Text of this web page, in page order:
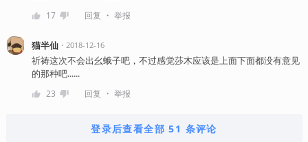
17 回复 ・ 举报
猫半仙・ 2018-12-16
祈祷这次不会出幺蛾子吧，不过感觉莎木应该是上面下面都没有意见
的那种吧......
23 回复 ・ 举报
登录后查看全部 51 条评论